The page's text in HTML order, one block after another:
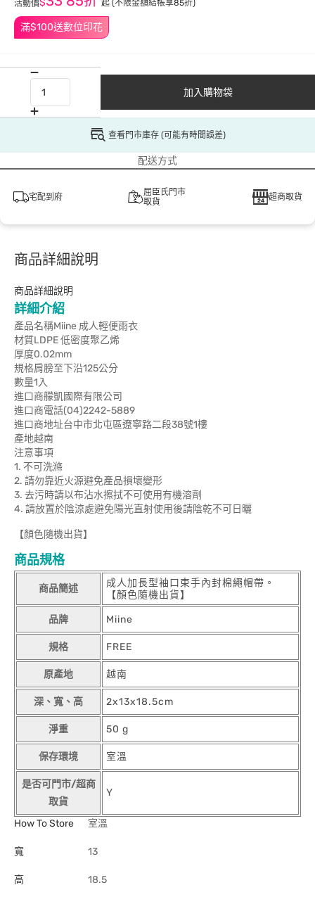
滿$100送數位印花
活動價$ 起 (不限金額結帳享85折)
加入購物袋
查看門市庫存 (可能有時間誤差)
配送方式
宅配到府
屈臣氏門市
取貨
超商取貨
商品詳細說明
商品詳細說明
詳細介紹
產品名稱Miine 成人輕便雨衣
材質LDPE 低密度聚乙烯
厚度0.02mm
規格肩膀至下沿125公分
數量1入
進口商艨凱國際有限公司
進口商電話(04)2242-5889
進口商地址台中市北屯區遼寧路二段38號1樓
產地越南
注意事項
1. 不可洗滌
2. 請勿靠近火源避免產品損壞變形
3. 去污時請以布沾水擦拭不可使用有機溶劑
4. 請放置於陰涼處避免陽光直射使用後請陰乾不可日曬
【顏色隨機出貨】
商品規格
商品簡述
成人加長型袖口束手內封棉繩帽帶。
【顏色隨機出貨】
品牌 Miine
規格 FREE
原產地 越南
深、寬、高 2x13x18.5cm
淨重 50 g
保存環境 室溫
是否可門市/超商
取貨
Y
How To Store 室溫
寬 13
高 18.5